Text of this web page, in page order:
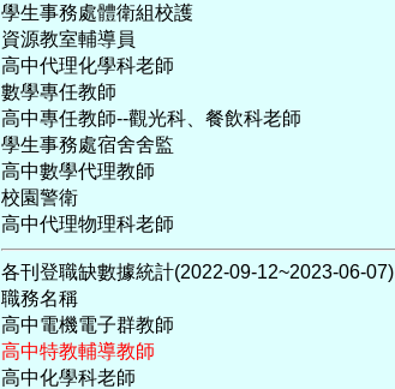
學生事務處體衛組校護
資源教室輔導員
高中代理化學科老師
數學專任教師
高中專任教師--觀光科、餐飲科老師
學生事務處宿舍舍監
高中數學代理教師
校園警衛
高中代理物理科老師
各刊登職缺數據統計(2022-09-12~2023-06-07)
職務名稱
高中電機電子群教師
高中特教輔導教師
高中化學科老師